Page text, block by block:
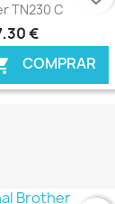
Ver+
TN230 C
€
COMPRAR